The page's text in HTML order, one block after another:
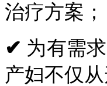
治疗方案；
✔ 为有需
产妇不仅